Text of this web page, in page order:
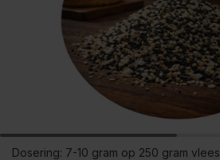
Dosering: 7-10 gram op 250 gram vlees